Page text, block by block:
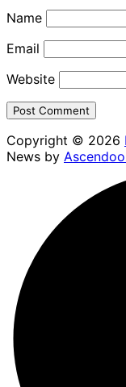
Name
Email
Website
Copyright © 2026
News by